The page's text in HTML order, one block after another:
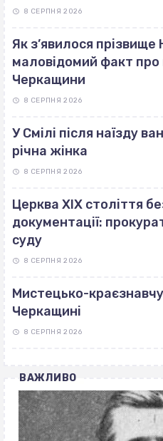
8 СЕРПНЯ 2026
Як з’явилося
маловідомий факт
Черкащини
8 СЕРПНЯ 2026
У Смілі після наїзду
річна жінка
8 СЕРПНЯ 2026
Церква ХІХ століття
документації:
суду
8 СЕРПНЯ 2026
Мистецько-
Черкащині
8 СЕРПНЯ 2026
ВАЖЛИВО